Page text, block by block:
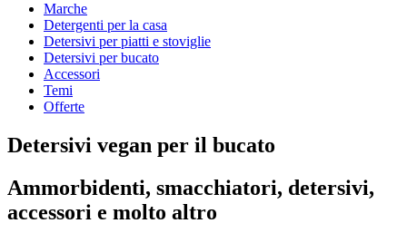
Marche
Detergenti per la casa
Detersivi per piatti e stoviglie
Detersivi per bucato
Accessori
Temi
Offerte
Detersivi vegan per il bucato
Ammorbidenti, smacchiatori, detersivi,
accessori e molto altro